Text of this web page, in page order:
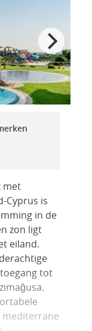
met
Cyprus is
in de
zon ligt
eiland.
tot